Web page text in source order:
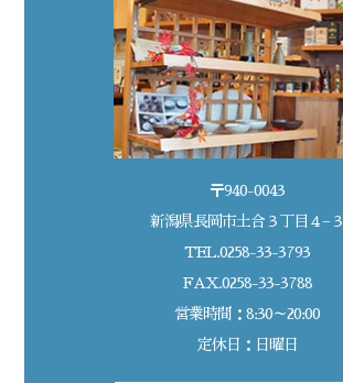
〒940-0043
新潟県長岡市土合３丁目４−３
TEL.0258-33-3793
FAX.0258-33-3788
営業時間：8:30～20:00
定休日：日曜日